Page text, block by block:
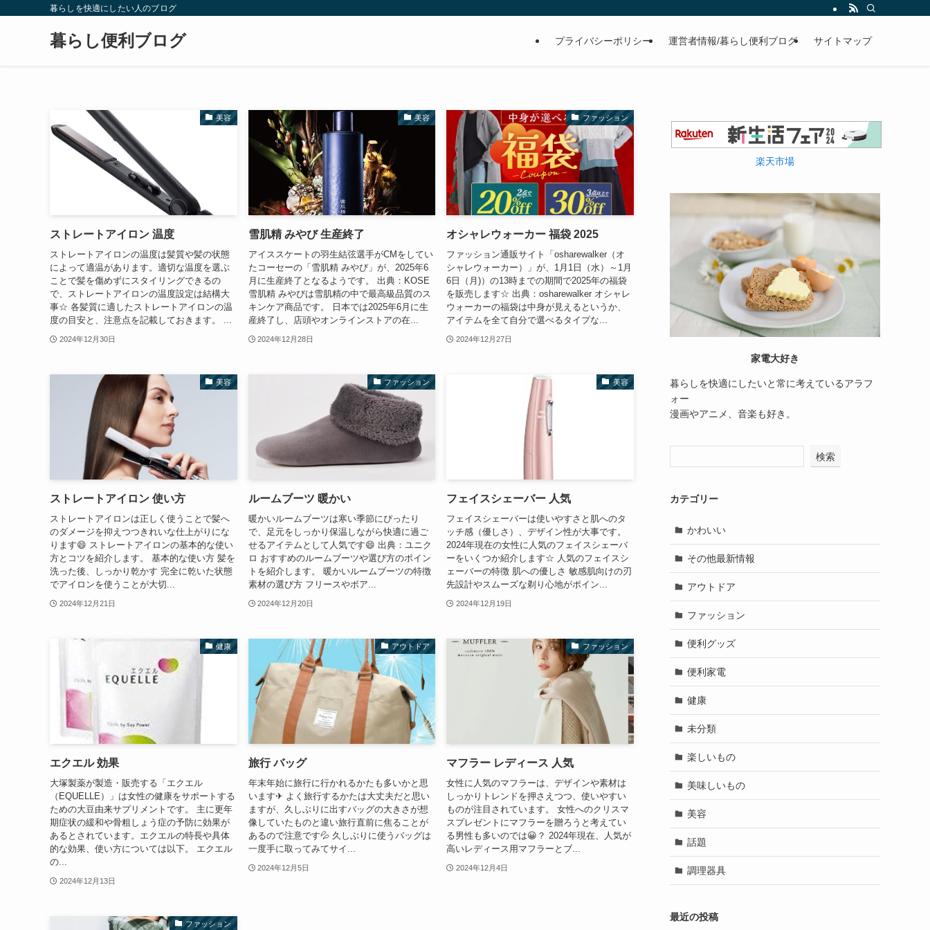
暮らしを快適にしたい人のブログ
暮らし便利ブログ プライバシーポリシー 運営者情報/暮らし便利ブログ サイトマップ
美容
ストレートアイロン 温度
ストレートアイロンの温度は髪質や髪の状態
によって適温があります。適切な温度を選ぶ
ことで髪を傷めずにスタイリングできるの
で、ストレートアイロンの温度設定は結構大
事☆ 各髪質に適したストレートアイロンの温
度の目安と、注意点を記載しておきます。 ...
2024年12月30日
美容
雪肌精 みやび 生産終了
アイススケートの羽生結弦選手がCMをしてい
たコーセーの「雪肌精 みやび」が、2025年6
月に生産終了となるようです。 出典：KOSE
雪肌精 みやびは雪肌精の中で最高級品質のス
キンケア商品です。 日本では2025年6月に生
産終了し、店頭やオンラインストアの在...
2024年12月28日
ファッション
オシャレウォーカー 福袋 2025
ファッション通販サイト「osharewalker（オ
シャレウォーカー）」が、1月1日（水）～1月
6日（月)）の13時までの期間で2025年の福袋
を販売します☆ 出典：osharewalker オシャレ
ウォーカーの福袋は中身が見えるというか、
アイテムを全て自分で選べるタイプな...
2024年12月27日
美容
ストレートアイロン 使い方
ストレートアイロンは正しく使うことで髪へ
のダメージを抑えつつきれいな仕上がりにな
ります😄 ストレートアイロンの基本的な使い
方とコツを紹介します。 基本的な使い方 髪を
洗った後、しっかり乾かす 完全に乾いた状態
でアイロンを使うことが大切...
2024年12月21日
ファッション
ルームブーツ 暖かい
暖かいルームブーツは寒い季節にぴったり
で、足元をしっかり保温しながら快適に過ご
せるアイテムとして人気です😄 出典：ユニク
ロ おすすめのルームブーツや選び方のポイン
トを紹介します。 暖かいルームブーツの特徴
素材の選び方 フリースやボア...
2024年12月20日
美容
フェイスシェーバー 人気
フェイスシェーバーは使いやすさと肌へのタ
ッチ感（優しさ）、デザイン性が大事です。
2024年現在の女性に人気のフェイスシェーバ
ーをいくつか紹介します☆ 人気のフェイスシ
ェーバーの特徴 肌への優しさ 敏感肌向けの刃
先設計やスムーズな剃り心地がポイン...
2024年12月19日
健康
エクエル 効果
大塚製薬が製造・販売する「エクエル
（EQUELLE）」は女性の健康をサポートする
ための大豆由来サプリメントです。 主に更年
期症状の緩和や骨粗しょう症の予防に効果が
あるとされています。エクエルの特長や具体
的な効果、使い方については以下。 エクエル
の...
2024年12月13日
アウトドア
旅行 バッグ
年末年始に旅行に行かれるかたも多いかと思
います✈ よく旅行するかたは大丈夫だと思い
ますが、久しぶりに出すバッグの大きさが想
像していたものと違い旅行直前に焦ることが
あるので注意です💦 久しぶりに使うバッグは
一度手に取ってみてサイ...
2024年12月5日
ファッション
マフラー レディース 人気
女性に人気のマフラーは、デザインや素材は
しっかりトレンドを押さえつつ、使いやすい
ものが注目されています。 女性へのクリスマ
スプレゼントにマフラーを贈ろうと考えてい
る男性も多いのでは😀？ 2024年現在、人気が
高いレディース用マフラーとブ...
2024年12月4日
ファッション
楽天市場
家電大好き
暮らしを快適にしたいと常に考えているアラフ
ォー
漫画やアニメ、音楽も好き。
検索
カテゴリー
かわいい
その他最新情報
アウトドア
ファッション
便利グッズ
便利家電
健康
未分類
楽しいもの
美味しいもの
美容
話題
調理器具
最近の投稿